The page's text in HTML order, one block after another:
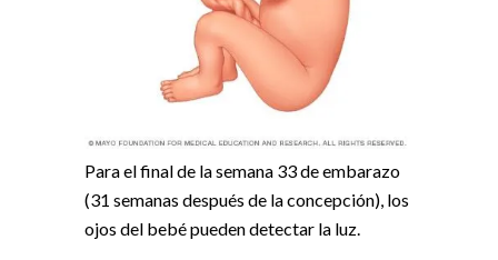
Para el final de la semana 33 de embarazo
(31 semanas después de la concepción), los
ojos del bebé pueden detectar la luz.